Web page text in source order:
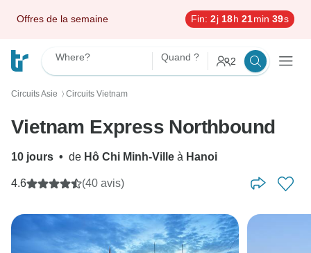
Offres de la semaine Fin: 2j 18h 21min 38s
Where? Quand ? 2
Circuits Asie 〉 Circuits Vietnam
Vietnam Express Northbound
10 jours • de Hô Chi Minh-Ville à Hanoi
4.6 (40 avis)